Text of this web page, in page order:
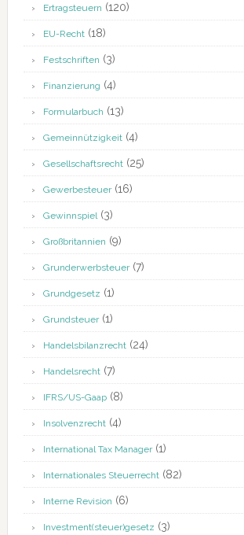
Ertragsteuern (120)
EU-Recht(18)
Festschriften (3)
Finanzierung (4)
Formularbuch (13)
Gemeinnützigkeit(4)
Gesellschaftsrecht(25)
Gewerbesteuer(16)
Gewinnspiel(3)
Großbritannien (9)
Grunderwerbsteuer(7)
Grundgesetz (1)
Grundsteuer(1)
Handelsbilanzrecht(24)
Handelsrecht(7)
IFRS/US-Gaap(8)
Insolvenzrecht(4)
International Tax Manager(1)
Internationales Steuerrecht(82)
Interne Revision (6)
Investment(steuer)gesetz (3)